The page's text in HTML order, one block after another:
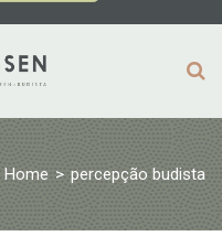
Home > percepção budista